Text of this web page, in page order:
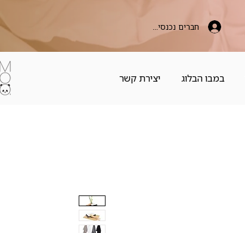
חברים נכנסים כאן
במבו הבלוג יצירת קשר